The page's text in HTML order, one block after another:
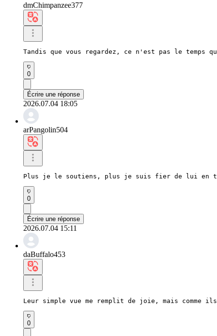
dmChimpanzee377
Tandis que vous regardez, ce n'est pas le temps
0
Écrire une réponse
2026.07.04 18:05
arPangolin504
Plus je le soutiens, plus je suis fier de lui en
0
Écrire une réponse
2026.07.04 15:11
daBuffalo453
Leur simple vue me remplit de joie, mais comme
0